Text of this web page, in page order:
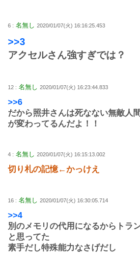
6 : 名無し 2020/01/07(火) 16:16:25.453
>>3
アクセルさん強すぎでは？
12 : 名無し 2020/01/07(火) 16:23:44.833
>>6
だから照井さんは死なない無敵人
が変わってるんだよ！！
4 : 名無し 2020/01/07(火) 16:15:13.002
切り札の記憶←かっけえ
16 : 名無し 2020/01/07(火) 16:30:05.714
>>4
別のメモリの代用になるからトラ
と思ってた
素手だし特殊能力なさげだし